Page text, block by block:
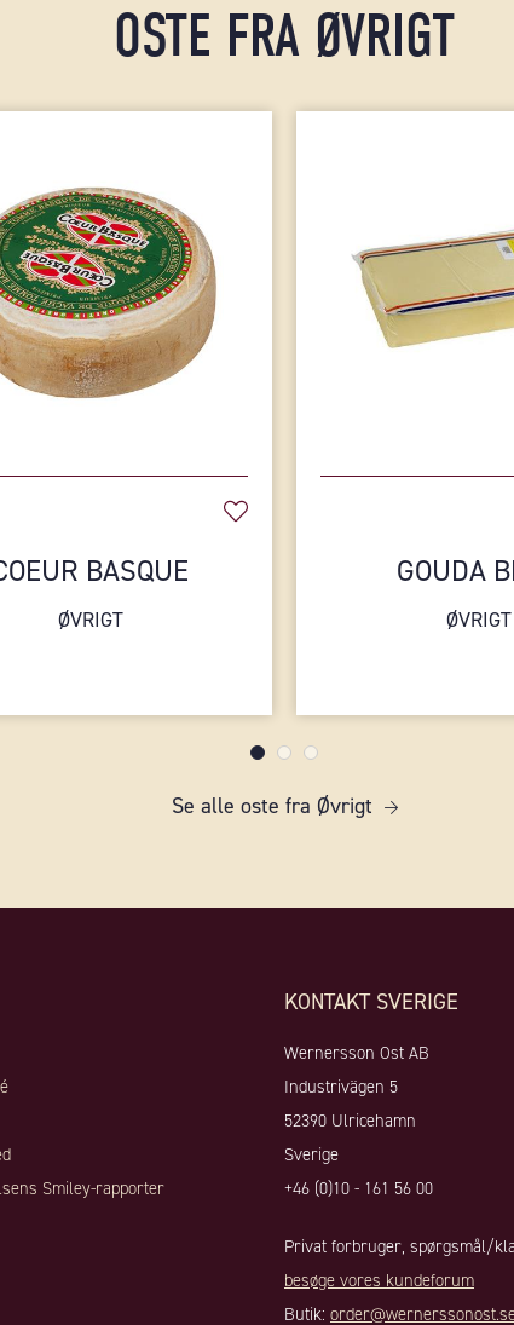
OSTE FRA ØVRIGT
BASQUE
ØVRIGT
GOUDA
ØVRIGT
Se alle oste fra Øvrigt
Smiley-rapporter
KONTAKT SVERIGE
Wernersson Ost AB
Industrivägen 5
52390 Ulricehamn
Sverige
+46 (0)10 - 161 56 00
Privat forbruger, spørgsmål/
besøge vores kundeforum
Butik: